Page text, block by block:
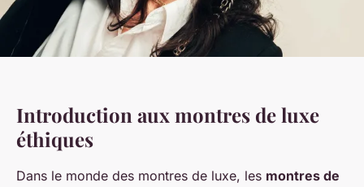
Introduction aux montres de luxe
éthiques
Dans le monde des montres de luxe, les montres de